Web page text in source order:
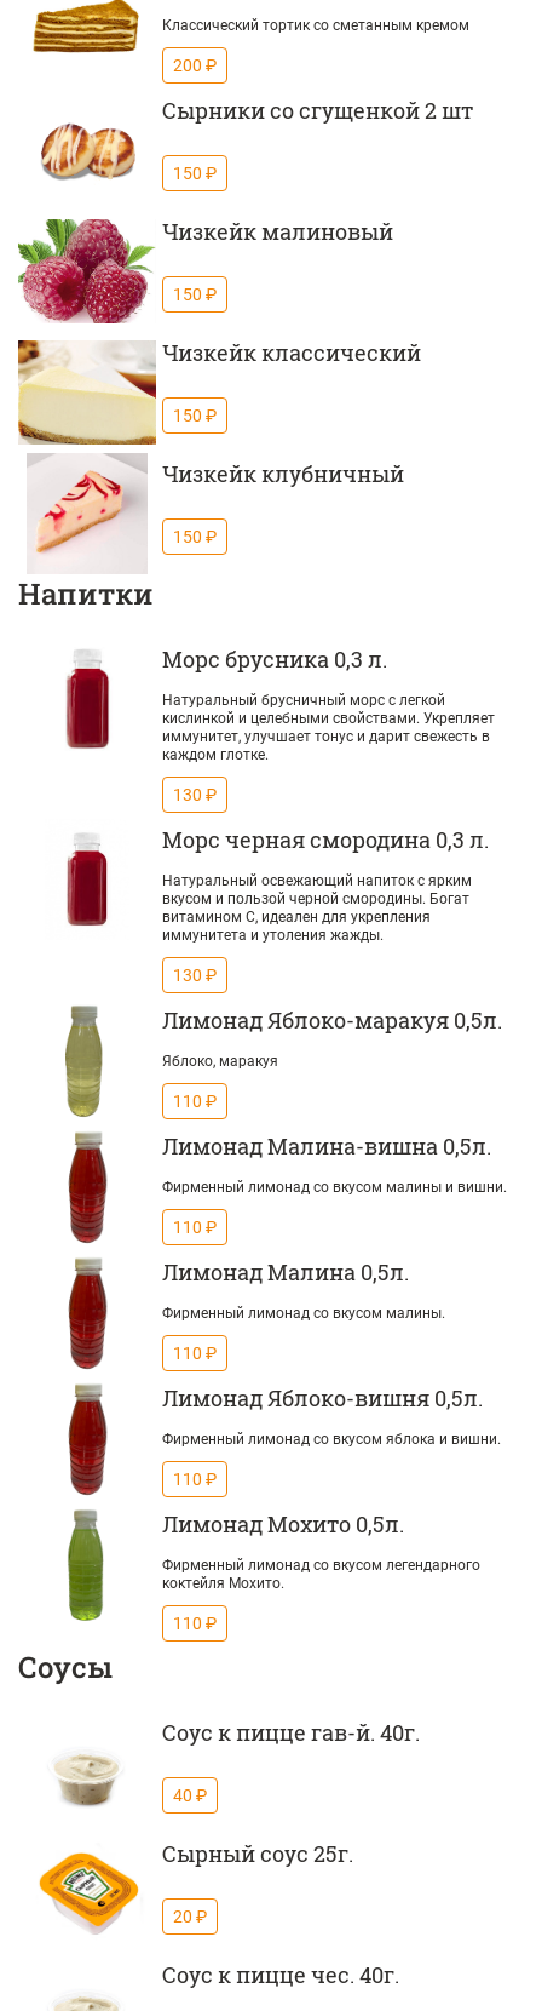
Классический тортик со сметанным кремом
200 ₽
Сырники со сгущенкой 2 шт
150 ₽
Чизкейк малиновый
150 ₽
Чизкейк класcический
150 ₽
Чизкейк клубничный
150 ₽
Напитки
Морс брусника 0,3 л.
Натуральный брусничный морс с легкой
кислинкой и целебными свойствами. Укрепляет
иммунитет, улучшает тонус и дарит свежесть в
каждом глотке.
130 ₽
Морс черная смородина 0,3 л.
Натуральный освежающий напиток с ярким
вкусом и пользой черной смородины. Богат
витамином С, идеален для укрепления
иммунитета и утоления жажды.
130 ₽
Лимонад Яблоко-маракуя 0,5л.
Яблоко, маракуя
110 ₽
Лимонад Малина-вишна 0,5л.
Фирменный лимонад со вкусом малины и вишни.
110 ₽
Лимонад Малина 0,5л.
Фирменный лимонад со вкусом малины.
110 ₽
Лимонад Яблоко-вишня 0,5л.
Фирменный лимонад со вкусом яблока и вишни.
110 ₽
Лимонад Мохито 0,5л.
Фирменный лимонад со вкусом легендарного
коктейля Мохито.
110 ₽
Соусы
Соус к пицце гав-й. 40г.
40 ₽
Сырный соус 25г.
20 ₽
Соус к пицце чес. 40г.